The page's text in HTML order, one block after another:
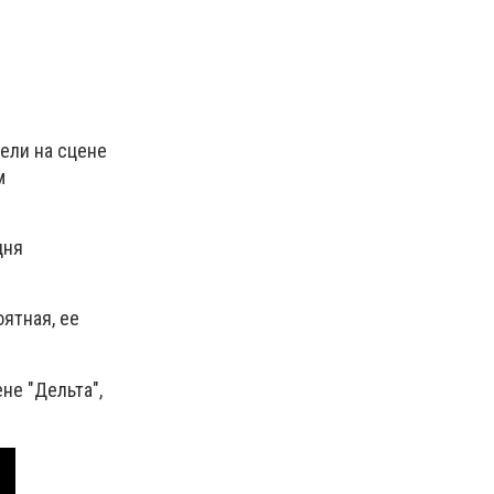
на сцене
ее
"Дельта",